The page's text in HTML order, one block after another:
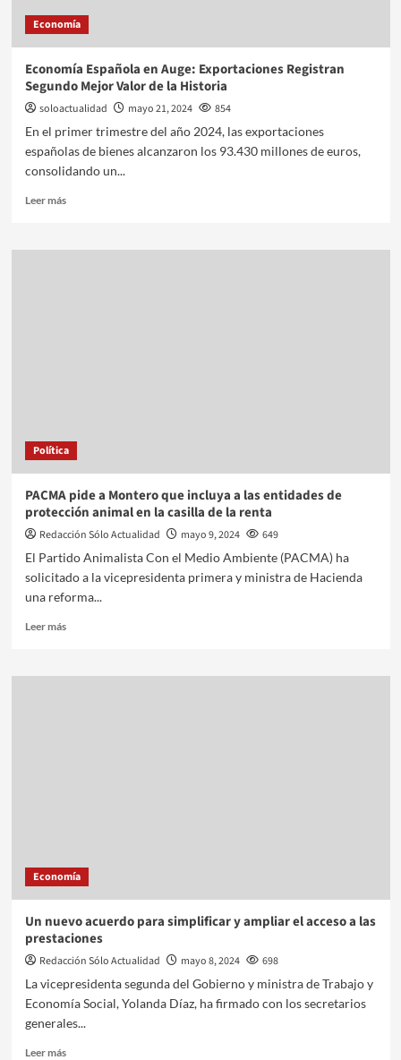
Economía
Economía Española en Auge: Exportaciones Registran
Segundo Mejor Valor de la Historia
soloactualidad mayo 21, 2024
854
En el primer trimestre del año 2024, las exportaciones
españolas de bienes alcanzaron los 93.430 millones de euros,
consolidando un...
Leer más
Política
PACMA pide a Montero que incluya a las entidades de
protección animal en la casilla de la renta
Redacción Sólo Actualidad mayo 9, 2024
649
El Partido Animalista Con el Medio Ambiente (PACMA) ha
solicitado a la vicepresidenta primera y ministra de Hacienda
una reforma...
Leer más
Economía
Un nuevo acuerdo para simplificar y ampliar el acceso a las
prestaciones
Redacción Sólo Actualidad mayo 8, 2024
698
La vicepresidenta segunda del Gobierno y ministra de Trabajo y
Economía Social, Yolanda Díaz, ha firmado con los secretarios
generales...
Leer más